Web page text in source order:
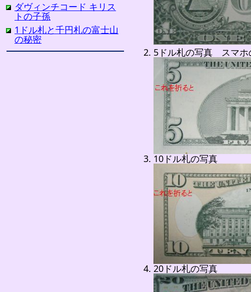
5ドル札の写真 スマホ
10ドル札の写真
20ドル札の写真
ダヴィンチコード キリス
トの子孫
1ドル札と千円札の富士山
の秘密